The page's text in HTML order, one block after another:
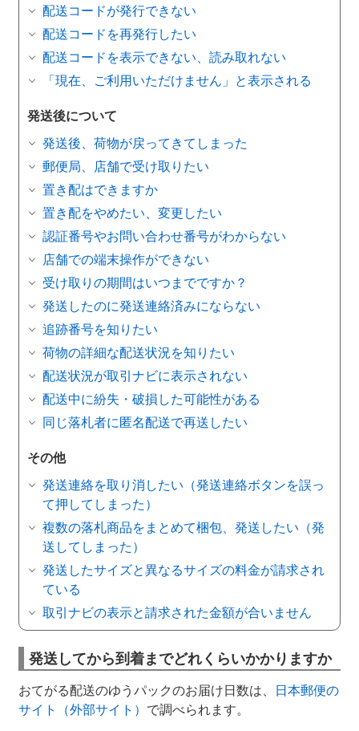
配送コードが発行できない
配送コードを再発行したい
配送コードを表示できない、読み取れない
「現在、ご利用いただけません」と表示される
発送後について
発送後、荷物が戻ってきてしまった
郵便局、店舗で受け取りたい
置き配はできますか
置き配をやめたい、変更したい
認証番号やお問い合わせ番号がわからない
店舗での端末操作ができない
受け取りの期間はいつまでですか？
発送したのに発送連絡済みにならない
追跡番号を知りたい
荷物の詳細な配送状況を知りたい
配送状況が取引ナビに表示されない
配送中に紛失・破損した可能性がある
同じ落札者に匿名配送で再送したい
その他
発送連絡を取り消したい（発送連絡ボタンを誤っ
て押してしまった）
複数の落札商品をまとめて梱包、発送したい（発
送してしまった）
発送したサイズと異なるサイズの料金が請求され
ている
取引ナビの表示と請求された金額が合いません
発送してから到着までどれくらいかかりますか
おてがる配送のゆうパックのお届け日数は、 日本郵便の
サイト（外部サイト） で調べられます。